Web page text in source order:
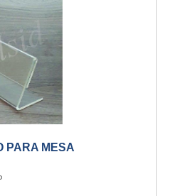
de mesa também é
usado para expor
como livros,
outros.
PARA MESA